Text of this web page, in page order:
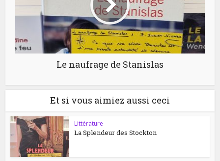
Le naufrage de Stanislas
Et si vous aimiez aussi ceci
Littérature
La Splendeur des Stockton